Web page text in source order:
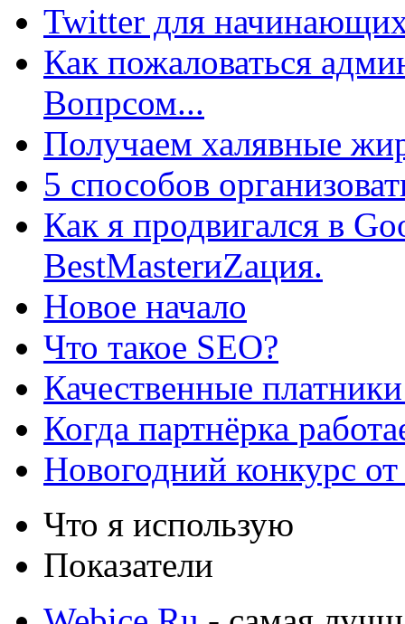
Twitter для
Как пожаловаться
Вопрсом...
Получаем халявные
5 способов
Как я продвигался в
BestMasterиZация.
Новое начало
Что такое SEO?
Качественные
Когда партнёрка
Новогодний конкурс
Что я использую
Показатели